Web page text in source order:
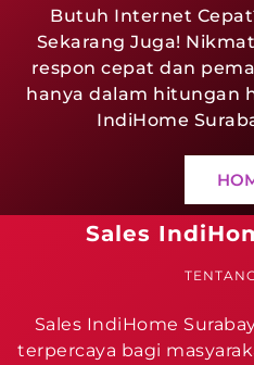
Butuh Internet
Sekarang Juga!
respon cepat dan
hanya dalam hitungan
IndiHome
Sales
Sales IndiHome
terpercaya bagi